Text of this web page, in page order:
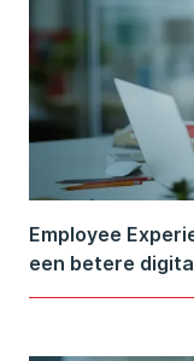
Employee
een betere